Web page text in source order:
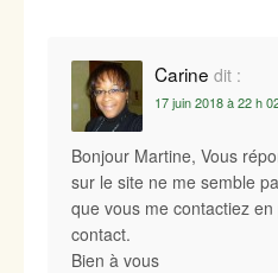
Carine dit :
17 juin 2018 à 22 h
Bonjour Martine, Vous
sur le site ne me semble
que vous me contactiez
contact.
Bien à vous